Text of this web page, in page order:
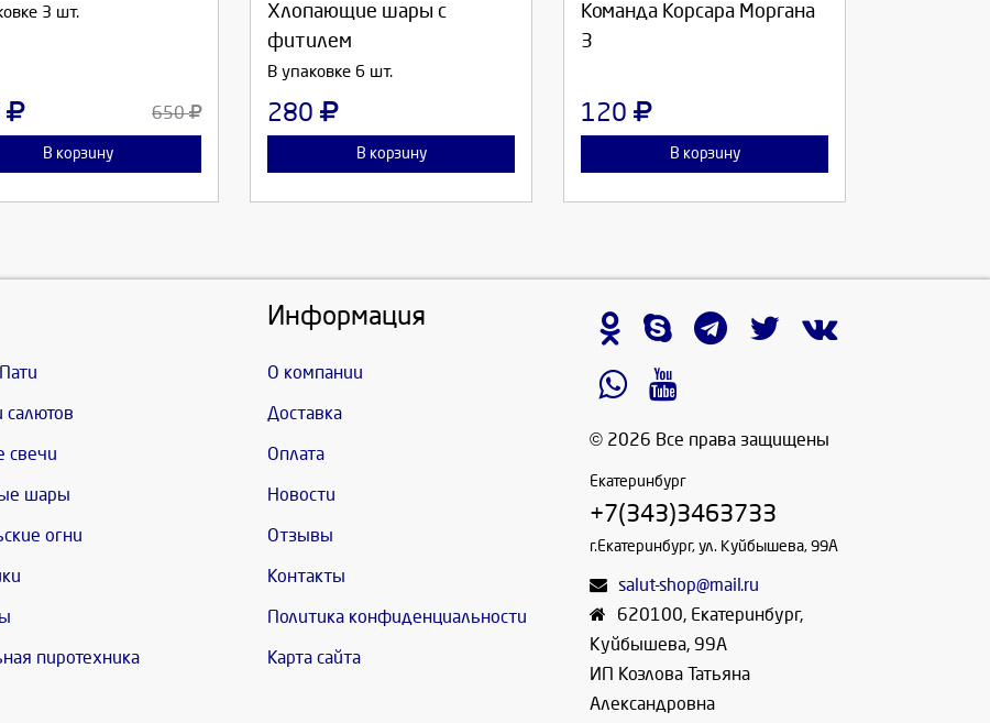
3 шт.
650
В корзину
Хлопающие шары с
фитилем
В упаковке 6 шт.
280
В корзину
Команда Корсара Моргана
3
120
В корзину
салютов
свечи
шары
огни
пиротехника
Информация
О компании
Доставка
Оплата
Новости
Отзывы
Контакты
Политика конфиденциальности
Карта сайта
© 2026 Все права защищены
Екатеринбург
+7(343)3463733
г.Екатеринбург, ул. Куйбышева, 99А
salut-shop@mail.ru
620100, Екатеринбург,
Куйбышева, 99А
ИП Козлова Татьяна
Александровна